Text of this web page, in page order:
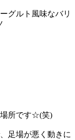
グルト風味なバリ
所です☆(笑)
足場が悪く動きに